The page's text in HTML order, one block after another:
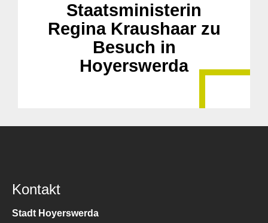
Staatsministerin
Regina Kraushaar zu
Besuch in
Hoyerswerda
Kontakt
Stadt Hoyerswerda